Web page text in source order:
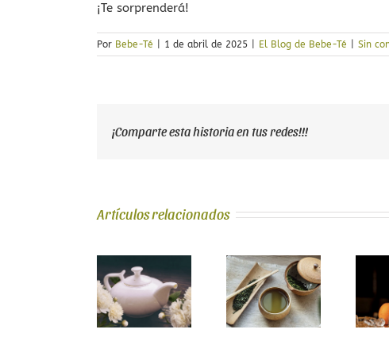
¡Te sorprenderá!
Por Bebe-Té 1 de abril de 2025 El Blog de Bebe-Té Sin
¡Comparte esta historia en tus redes!!!
Artículos relacionados
¿Qué es el Té
Sencha?
Propiedades
y Beneficios
Mocktails
con té: 5
cócteles sin
alcohol